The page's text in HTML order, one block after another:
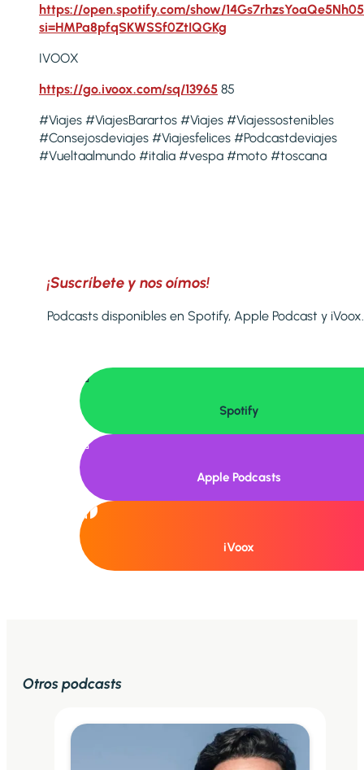
https://open.spotify.com/show/
si=HMPa8pfqSKWSSf0ZtIQGKg
IVOOX
https://go.ivoox.com/sq/13965 85
#Viajes #ViajesBarartos #Viajes #Viajessostenibles
#Consejosdeviajes #Viajesfelices #Podcastdeviajes
#Vueltaalmundo #italia #vespa #moto #toscana
¡Suscríbete y nos oímos!
Podcasts disponibles en Spotify, Apple Podcast y iVoox.

Spotify

Apple Podcasts
iVoox
Otros podcasts